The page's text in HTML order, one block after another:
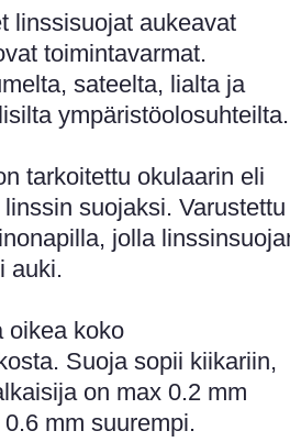
linssisuojat aukeavat
toimintavarmat.
sateelta, lialta ja
ympäristöolosuhteilta.
tarkoitettu okulaarin eli
suojaksi. Varustettu
jolla
auki.
oikea koko
Suoja sopii kiikariin,
on max 0.2 mm
mm suurempi.